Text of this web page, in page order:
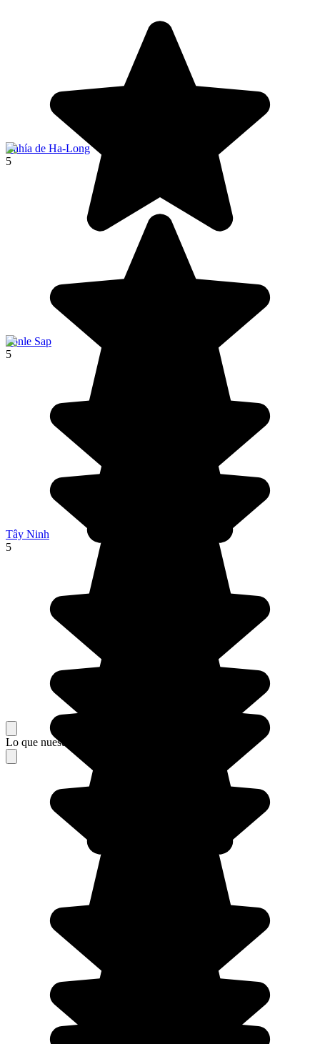
Bahía de Ha-Long
5
Tonle Sap
5
Tây Ninh
5
Lo que nuestros viajeros piensan de su estancia